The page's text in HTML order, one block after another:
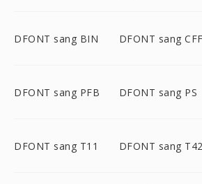
DFONT sang BIN DFONT sang CFF
DFONT sang PFB DFONT sang PS
DFONT sang T11 DFONT sang T42